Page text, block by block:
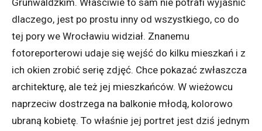
Grunwaldzkim. Właściwie to sam nie potrafi wyjaśnić
dlaczego, jest po prostu inny od wszystkiego, co do
tej pory we Wrocławiu widział. Znanemu
fotoreporterowi udaje się wejść do kilku mieszkań i z
ich okien zrobić serię zdjęć. Chce pokazać zwłaszcza
architekturę, ale też jej mieszkańców. W wieżowcu
naprzeciw dostrzega na balkonie młodą, kolorowo
ubraną kobietę. To właśnie jej portret jest dziś jednym